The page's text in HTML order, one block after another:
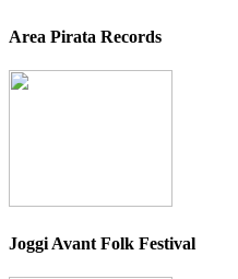
Area Pirata Records
Joggi Avant Folk Festival